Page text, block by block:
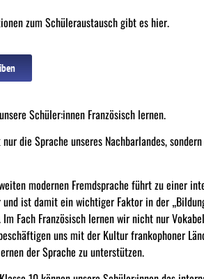
zum Schüleraustausch gibt es hier.
Schüler:innen Französisch lernen.
die Sprache unseres Nachbarlandes,
modernen Fremdsprache führt zu einer
und ist damit ein wichtiger Faktor in der
Fach Französisch lernen wir nicht nur
uns mit der Kultur frankophoner
der Sprache zu unterstützen.